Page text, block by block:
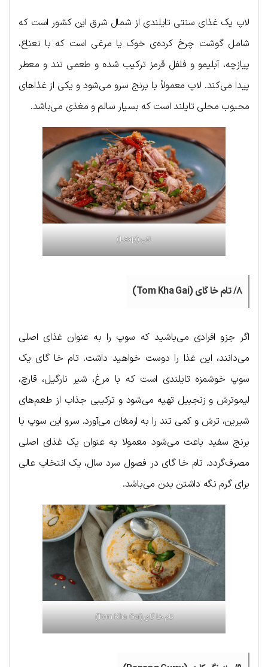
لاپ یک غذای سنتی تایلندی از شمال شرق این کشور است که
شامل گوشت چرخ کرده‌ی خوک یا مرغی است که با نعناع،
پیازچه، آبلیمو و فلفل قرمز ترکیب شده و طعمی تند و معطر
پیدا می‌کند. لاپ معمولاً با برنج سرو می‌شود و یکی از غذاهای
محبوب محلی تایلند است که بسیار سالم و مغذی می‌باشد.
لاپ (Laap)
۸/ تام خا گای (Tom Kha Gai)
اگر جزو افرادی می‌باشید که سوپ را به عنوان غذای اصلی
می‌دانند، این غذا را دوست خواهید داشت. تام خا گای یک
سوپ خوشمزه تایلندی است که با مرغ، شیر نارگیل، قارچ،
لیموترش و زنجبیل تهیه می‌شود و ترکیبی جذاب از طعم‌های
شیرین، ترش و کمی تند را به ارمغان می‌آورد. سرو این سوپ با
برنج سفید باعث می‌شود معمولا به عنوان یک غذای اصلی
مصرف‌گردد. تام خا گای در فصول سرد سال، یک انتخاب عالی
برای گرم نگه داشتن بدن می‌باشد.
تام خا گای (Tom Kha Gai)